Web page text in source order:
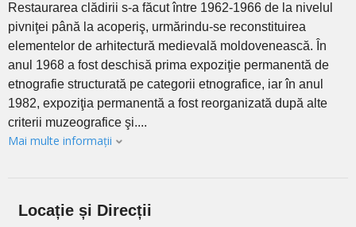
Restaurarea clădirii s-a făcut între 1962-1966 de la nivelul
pivniţei până la acoperiş, urmărindu-se reconstituirea
elementelor de arhitectură medievală moldovenească. În
anul 1968 a fost deschisă prima expoziţie permanentă de
etnografie structurată pe categorii etnografice, iar în anul
1982, expoziţia permanentă a fost reorganizată după alte
criterii muzeografice şi....
Mai multe informații
Locație și Direcții